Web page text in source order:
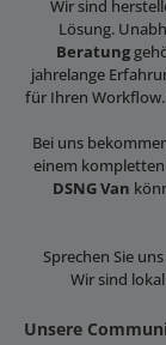
Wir sind
Lösung.
Beratung
jahrelange
für Ihren
Bei uns
einem kompletten
DSNG Van
Sprechen Sie
Wir sind
Unsere